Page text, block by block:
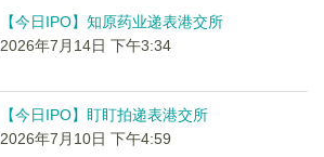
【今日IPO】知原药业递表港交所
2026年7月14日 下午3:34
【今日IPO】盯盯拍递表港交所
2026年7月10日 下午4:59